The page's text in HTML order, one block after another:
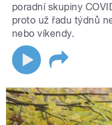
poradní skupiny
proto už řadu týdnů
nebo víkendy.